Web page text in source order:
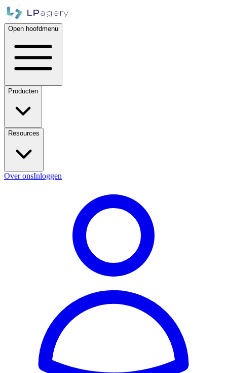
Open hoofdmenu
Producten
Resources
Over onsInloggen